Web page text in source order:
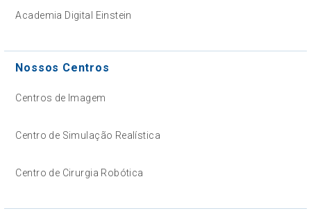
Academia Digital Einstein
Nossos Centros
Centros de Imagem
Centro de Simulação Realística
Centro de Cirurgia Robótica